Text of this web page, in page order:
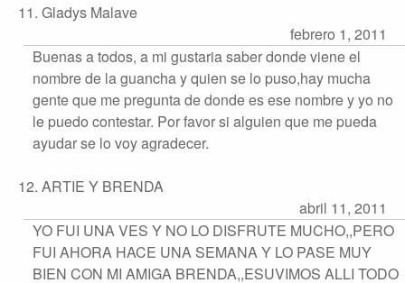
11. Gladys Malave
febrero 1, 2011
Buenas a todos, a mi gustaria saber donde viene el
nombre de la guancha y quien se lo puso,hay mucha
gente que me pregunta de donde es ese nombre y yo no
le puedo contestar. Por favor si alguien que me pueda
ayudar se lo voy agradecer.
12. ARTIE Y BRENDA
abril 11, 2011
YO FUI UNA VES Y NO LO DISFRUTE MUCHO,,PERO
FUI AHORA HACE UNA SEMANA Y LO PASE MUY
BIEN CON MI AMIGA BRENDA,,ESUVIMOS ALLI TODO